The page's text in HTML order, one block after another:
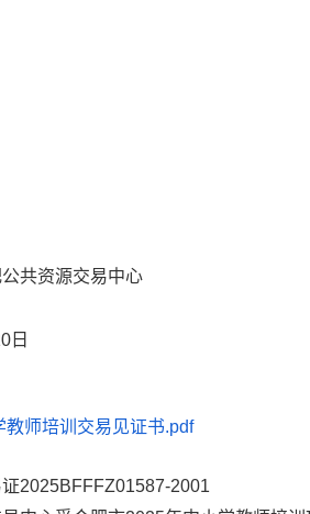
共资源交易中心
日
师培训交易见证书.pdf
2025BFFFZ01587-2001